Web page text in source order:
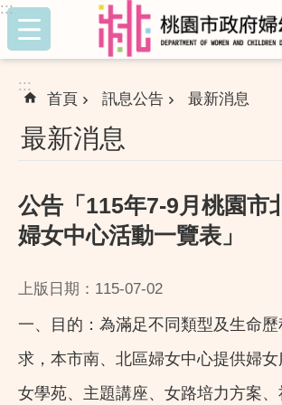
跳到主要內容區塊
:::
:::
首頁 訊息公告 最新消息
最新消息
公告「115年7-9月桃園市
婦女中心活動一覽表」
上版日期：115-07-02
一、目的：為滿足不同類型及生命
求，本市南、北區婦女中心提供婦
女學苑、主題講座、女路培力方案、